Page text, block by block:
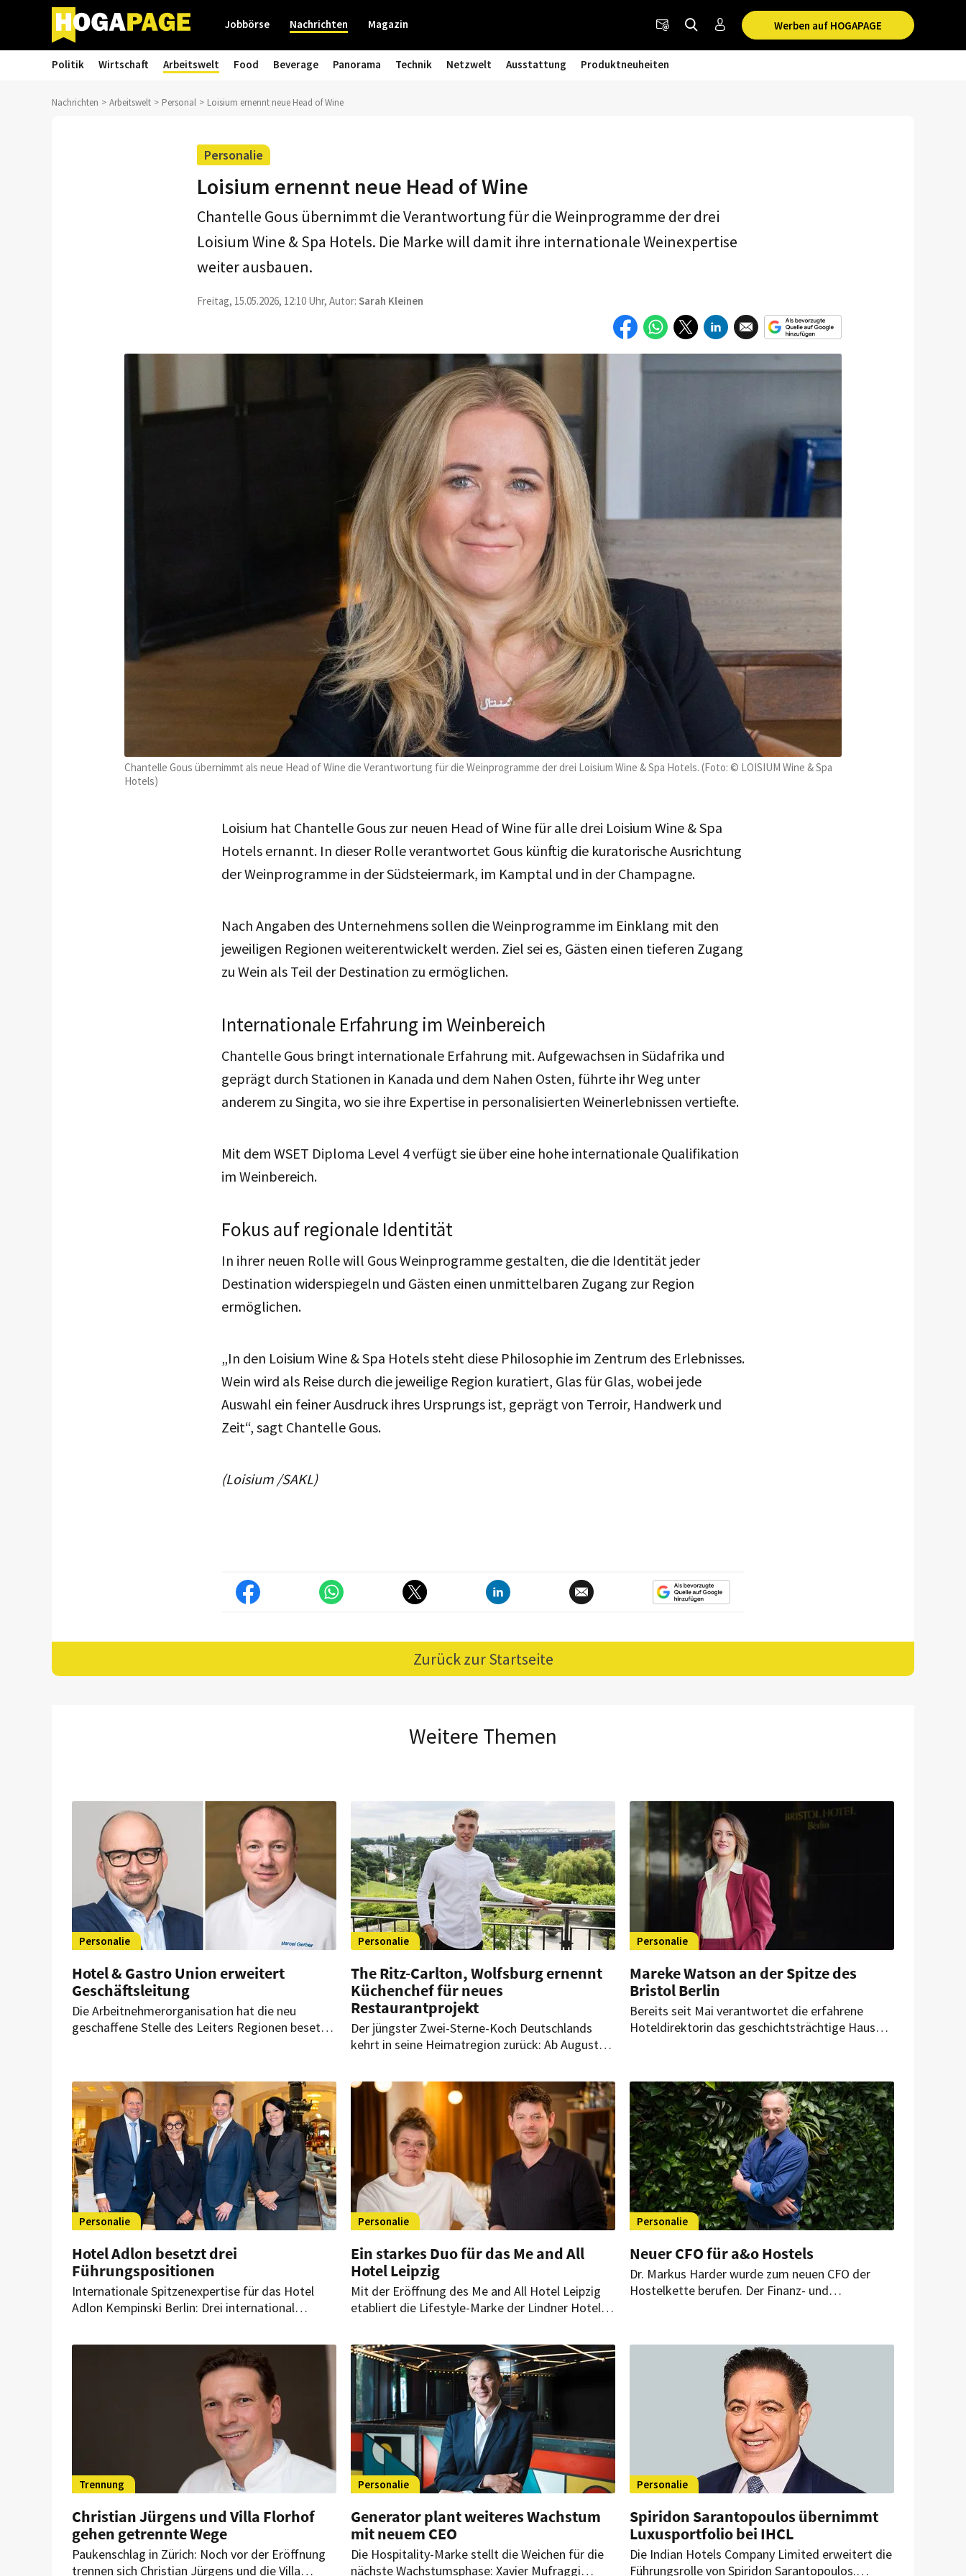
Werben auf HOGAPAGE
Jobbörse Nachrichten Magazin
Politik Wirtschaft Arbeitswelt Food Beverage Panorama Technik Netzwelt Ausstattung Produktneuheiten
Nachrichten Arbeitswelt Personal Loisium ernennt neue Head of Wine
Personalie
Loisium ernennt neue Head of Wine
Chantelle Gous übernimmt als neue Head of Wine die Verantwortung für die Weinprogramme der drei Loisium Wine & Spa Hotels. (Foto: © LOISIUM Wine & Spa
Hotels)
Chantelle Gous übernimmt die Verantwortung für die Weinprogramme der drei
Loisium Wine & Spa Hotels. Die Marke will damit ihre internationale Weinexpertise
weiter ausbauen.
Freitag, 15.05.2026, 12:10 Uhr, Autor: Sarah Kleinen
Loisium hat Chantelle Gous zur neuen Head of Wine für alle drei Loisium Wine & Spa
Hotels ernannt. In dieser Rolle verantwortet Gous künftig die kuratorische Ausrichtung
der Weinprogramme in der Südsteiermark, im Kamptal und in der Champagne.
Nach Angaben des Unternehmens sollen die Weinprogramme im Einklang mit den
jeweiligen Regionen weiterentwickelt werden. Ziel sei es, Gästen einen tieferen Zugang
zu Wein als Teil der Destination zu ermöglichen.
Internationale Erfahrung im Weinbereich
Chantelle Gous bringt internationale Erfahrung mit.Aufgewachsen in Südafrika und
geprägt durch Stationen in Kanada und dem Nahen Osten, führte ihr Weg unter
anderem zu Singita, wo sie ihre Expertise in personalisierten Weinerlebnissen vertiefte.
Mit dem WSET Diploma Level 4 verfügt sie über eine hohe internationale Qualifikation
im Weinbereich.
Fokus auf regionale Identität
In ihrer neuen Rolle will Gous Weinprogramme gestalten, die die Identität jeder
Destination widerspiegeln und Gästen einen unmittelbaren Zugang zur Region
ermöglichen.
„In den Loisium Wine & Spa Hotels steht diese Philosophie im Zentrum des Erlebnisses.
Wein wird als Reise durch die jeweilige Region kuratiert, Glas für Glas, wobei jede
Auswahl ein feiner Ausdruck ihres Ursprungs ist, geprägt von Terroir, Handwerk und
Zeit“, sagt Chantelle Gous.
(Loisium /SAKL)
Zurück zur Startseite
Weitere Themen
Personalie
Hotel & Gastro Union erweitert
Geschäftsleitung
Die Arbeitnehmerorganisation hat die neu
geschaffene Stelle des Leiters Regionen besetzt.
Personalie
The Ritz-Carlton, Wolfsburg ernennt
Küchenchef für neues
Restaurantprojekt
Der jüngster Zwei-Sterne-Koch Deutschlands
kehrt in seine Heimatregion zurück: Ab August
kulinarische Leitung eines neuen
Restaurantprojekts im The Ritz-Carlton,
Wolfsburg.
Personalie
Mareke Watson an der Spitze des
Bristol Berlin
Bereits seit Mai verantwortet die erfahrene
Hoteldirektorin das geschichtsträchtige Haus
Personalie
Hotel Adlon besetzt drei
Führungspositionen
Internationale Spitzenexpertise für das Hotel
Adlon Kempinski Berlin: Drei international
Managementteam des Berliner Grandhotels. Sie
übernehmen Schlüsselpositionen in den
Bereichen Gastronomie, Rooms Division und
Personalie
Ein starkes Duo für das Me and All
Hotel Leipzig
Mit der Eröffnung des Me and All Hotel Leipzig
etabliert die Lifestyle-Marke der Lindner Hotel
Deutschland. Hinter dem erfolgreichen Start
steht ein erfahrenes Führungsteam.
Personalie
Neuer CFO für a&o Hostels
Dr. Markus Harder wurde zum neuen CFO der
Hostelkette berufen. Der Finanz- und
und den Ausbau des europäischen Portfolios.
Trennung
Christian Jürgens und Villa Florhof
gehen getrennte Wege
Paukenschlag in Zürich: Noch vor der Eröffnung
trennen sich Christian Jürgens und die Villa
Personalie
Generator plant weiteres Wachstum
mit neuem CEO
Die Hospitality-Marke stellt die Weichen für die
nächste Wachstumsphase: Xavier Mufraggi
Personalie
Spiridon Sarantopoulos übernimmt
Luxusportfolio bei IHCL
Die Indian Hotels Company Limited erweitert die
Führungsrolle von Spiridon Sarantopoulos.